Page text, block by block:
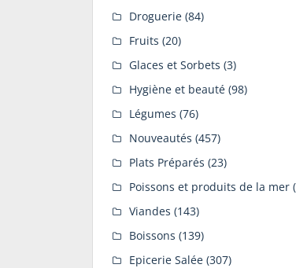
Droguerie (84)
Fruits (20)
Glaces et Sorbets (3)
Hygiène et beauté (98)
Légumes (76)
Nouveautés (457)
Plats Préparés (23)
Poissons et produits de la mer
Viandes (143)
Boissons (139)
Epicerie Salée (307)